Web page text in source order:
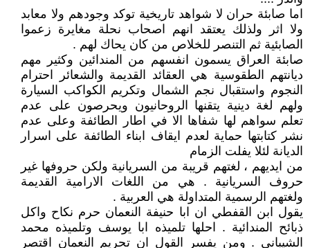
اما صابئة حران لا شواهد تاريخية توكد وجودهم ولا معابد
ولا اثر ولذلك يعتقد انهم اصحاب نحلة مغايرة زعموا
الصابئية ثم التنصر للخلاص من كان يحاك لهم .
صابئة العراق يسمون انفسهم من المندائين وكثير مهم
ديانتهم الطقوسية هي العقائد القديمة والشعائر احترام
النجوم واستقبال نجم الشمال وتكريم الكواكب السيارة
ولهم لغة دينية يتقنها الروحانيون ويحرصون على عدم
تعلم سواهم لها شفاها الا في اطار الطائفة وعلى عدم
نشر كتابتها حماية لعدم ايقاف ابناء الطائفة على اسرار
الديانة لئلا يفلت الزمام
من ايديهم ، لغتهم قريبة من السريانية ولكن حروفها غير
حروف السريانية . هي من اللغات الارامية القديمة
ولغتهم الرسمية المتداولة هي العربية .
يقول ابن القفطي ان ابا حنيفة النعمان حرم نكاح واكل
ذبائح المندائية . احلها تلميذه ابا يوسف وتلميذه محمد
الشيباني . ومن يفسر القول ان تحريم النعمان اقتصر